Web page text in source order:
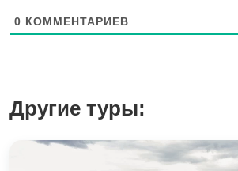
0 КОММЕНТАРИЕВ
Другие туры: